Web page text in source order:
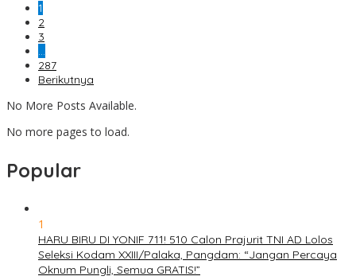
1
2
3
…
287
Berikutnya
No More Posts Available.
No more pages to load.
Popular
1
HARU BIRU DI YONIF 711! 510 Calon Prajurit TNI AD Lolos
Seleksi Kodam XXIII/Palaka, Pangdam: “Jangan Percaya
Oknum Pungli, Semua GRATIS!”